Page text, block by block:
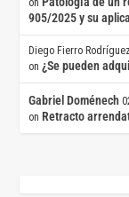
on
905/2025 y su
Diego Fierro
on¿Se pueden
Gabriel Doménech
on Retracto